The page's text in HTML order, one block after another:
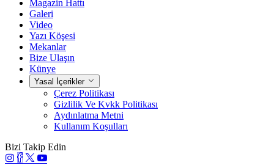
Magazin Hattı
Galeri
Video
Yazı Köşesi
Mekanlar
Bize Ulaşın
Künye
Yasal İçerikler
Çerez Politikası
Gizlilik Ve Kvkk Politikası
Aydınlatma Metni
Kullanım Koşulları
Bizi Takip Edin